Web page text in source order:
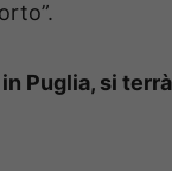
Puglia, si